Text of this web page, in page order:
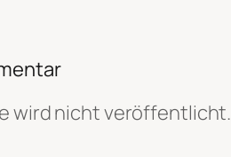
wird nicht veröffentlicht.